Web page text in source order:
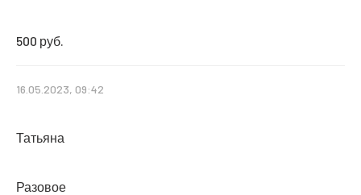
500 руб.
16.05.2023, 09:42
Татьяна
Разовое